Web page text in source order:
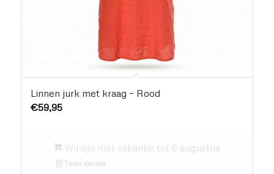
Linnen jurk met kraag – Rood
€59,95
Wij zijn met vakantie tot 6 augustus
Toon details